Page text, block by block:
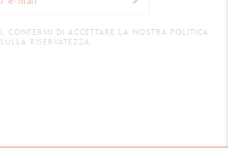
CONFERMI DI ACCETTARE LA NOSTRA POLITICA
SULLA RISERVATEZZA.